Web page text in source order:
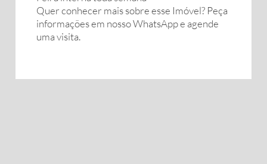
Quer conhecer mais sobre esse Imóvel? Peça
informações em nosso WhatsApp e agende
uma visita.